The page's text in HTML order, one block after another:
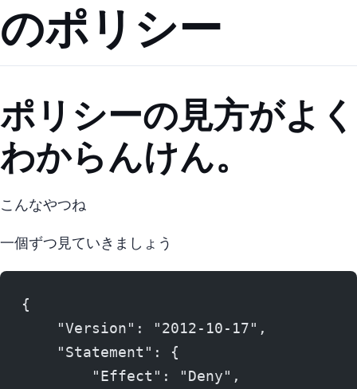
S3のポリシー
ポリシーの見方がよく
わからんけん。
こんなやつね
一個ずつ見ていきましょう
{
    "Version": "2012-10-17",
    "Statement": {
        "Effect": "Deny",